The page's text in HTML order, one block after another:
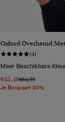
Oxford Overhemd
(4)
Meer Beschikbare
€45,49Prijs Verlaagd Van
€64,99Naar
Je Bespaart 30%